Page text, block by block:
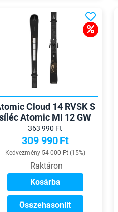
Cloud 14 RVSK S
Atomic MI 12 GW
kötéssel
363 990 Ft
309 990Ft
Kedvezmény 54 000 Ft (15%)
Raktáron
Kosárba
Összehasonlít